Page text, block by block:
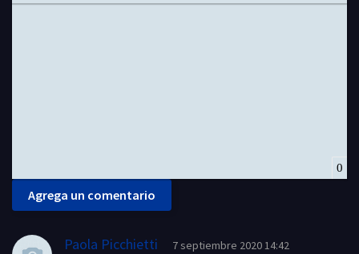
Insert QuoteInsert spoiler
0
Agrega un comentario
Paola Picchietti
7 septiembre 2020 14:42